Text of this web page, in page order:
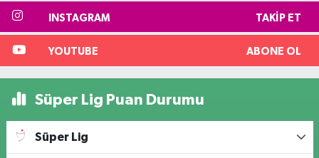
INSTAGRAM TAKIP ET
YOUTUBE ABONE OL
Süper Lig Puan Durumu
Süper Lig